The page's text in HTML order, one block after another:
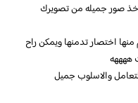
صور جميله من تصويرك
اختصار تدمنها ويمكن راح
ههههه
والاسلوب جميل